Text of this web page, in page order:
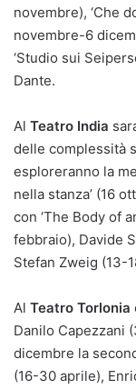
novembre), ‘Che
novembre-6
‘Studio sui
Dante.
Al Teatro India
delle complessità
esploreranno la
nella stanza’ (16
con ‘The Body of
febbraio), Davide
Stefan Zweig (13-
Al Teatro Torlonia
Danilo Capezzani
dicembre la
(16-30 aprile),